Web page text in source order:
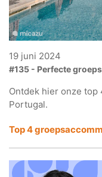
19 juni 2024
#135 - Perfecte
Ontdek hier onze top
Portugal.
Top 4